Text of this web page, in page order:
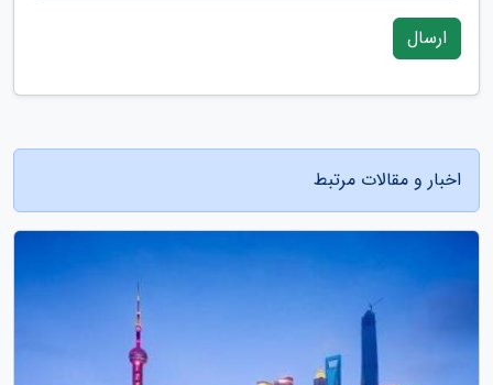
ارسال
اخبار و مقالات مرتبط